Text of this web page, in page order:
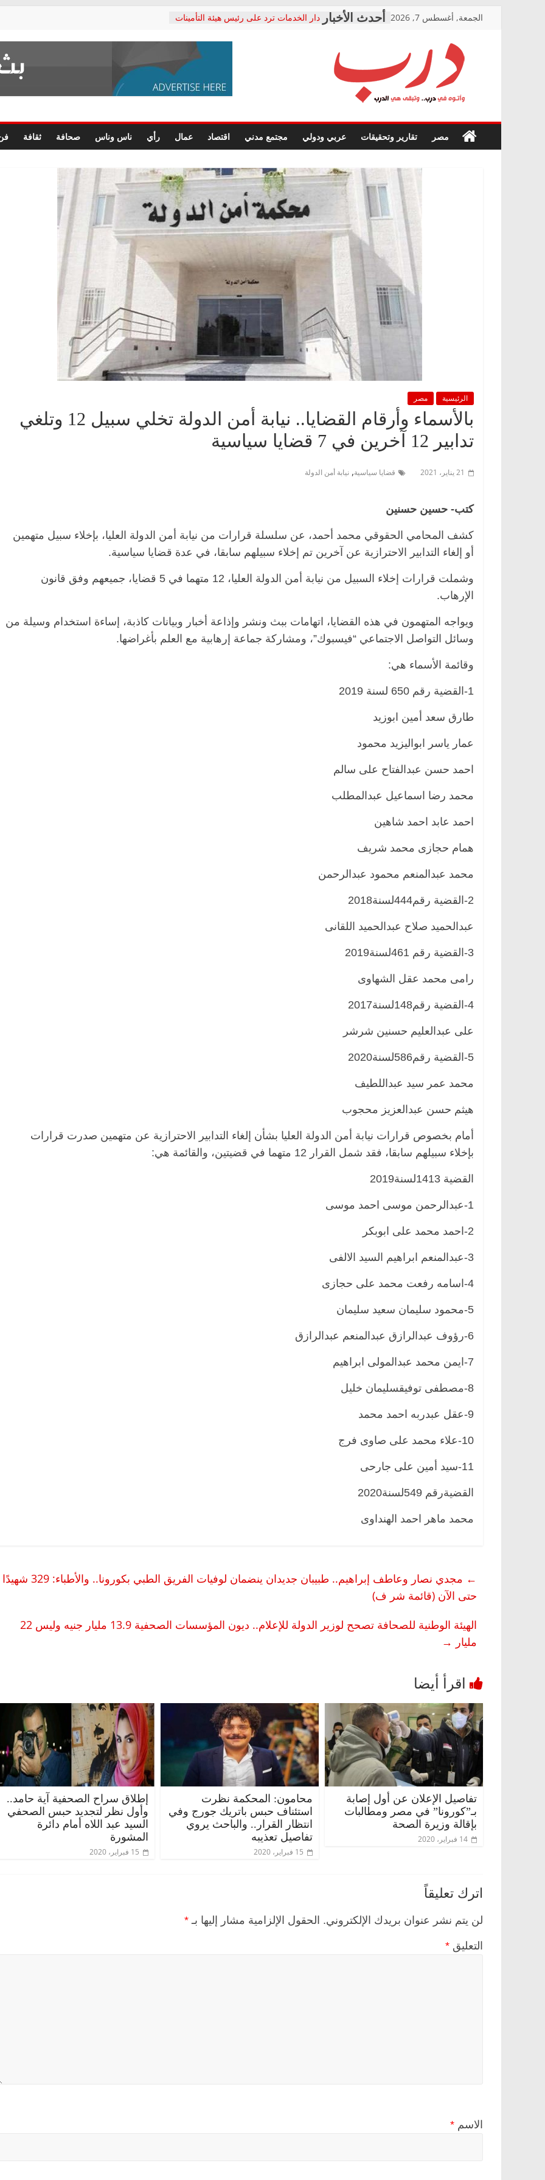
الجمعة, أغسطس 7, 2026
دار الخدمات ترد على رئيس هيئة التأمينات
معاناة أصحاب المعاشات.. ونطالب بكشف
فرحات سليمان يكتب: القطاع الصحي إلى
حزب التحالف الشعبي يطلق لجنة “الحق
صور .. اعتماد الرسومات النهائية للقرار
الوزاري لمدينة الصحفيين.. وانتهاء أعمال
إنشاء المبنى الإداري
متابعة قضية الدكتور محمد زهران.. ويؤكد:
قرينة البراءة وضمانات المحاكمة العادلة
حق أصيل
درب
في
درب..
مصر تقارير وتحقيقات عربي ودولي مجتمع مدني اقتصاد عمال رأي ناس وناس صحافة ثقافة
الرئيسية مصر
بالأسماء وأرقام القضايا.. نيابة أمن الدولة تخلي سبيل 12 وتلغي
تدابير 12 آخرين في 7 قضايا سياسية
21 يناير، 2021 قضايا سياسية, نيابة أمن الدولة
كتب- حسين حسنين
كشف المحامي الحقوقي محمد أحمد، عن سلسلة قرارات من نيابة أمن الدولة العليا، بإخلاء سبيل متهمين
أو إلغاء التدابير الاحترازية عن آخرين تم إخلاء سبيلهم سابقا، في عدة قضايا سياسية.
وشملت قرارات إخلاء السبيل من نيابة أمن الدولة العليا، 12 متهما في 5 قضايا، جميعهم وفق قانون
الإرهاب.
ويواجه المتهمون في هذه القضايا، اتهامات ببث ونشر وإذاعة أخبار وبيانات كاذبة، إساءة استخدام وسيلة من
وسائل التواصل الاجتماعي “فيسبوك”، ومشاركة جماعة إرهابية مع العلم بأغراضها.
وقائمة الأسماء هي:
1-القضية رقم 650 لسنة 2019
طارق سعد أمين ابوزيد
عمار ياسر ابواليزيد محمود
احمد حسن عبدالفتاح على سالم
محمد رضا اسماعيل عبدالمطلب
احمد عابد احمد شاهين
همام حجازى محمد شريف
محمد عبدالمنعم محمود عبدالرحمن
2-القضية رقم444لسنة2018
عبدالحميد صلاح عبدالحميد اللقانى
3-القضية رقم 461لسنة2019
رامى محمد عقل الشهاوى
4-القضية رقم148لسنة2017
على عبدالعليم حسنين شرشر
5-القضية رقم586لسنة2020
محمد عمر سيد عبداللطيف
هيثم حسن عبدالعزيز محجوب
أمام بخصوص قرارات نيابة أمن الدولة العليا بشأن إلغاء التدابير الاحترازية عن متهمين صدرت قرارات
بإخلاء سبيلهم سابقا، فقد شمل القرار 12 متهما في قضيتين، والقائمة هي:
القضية 1413لسنة2019
1-عبدالرحمن موسى احمد موسى
2-احمد محمد على ابوبكر
3-عبدالمنعم ابراهيم السيد الالفى
4-اسامه رفعت محمد على حجازى
5-محمود سليمان سعيد سليمان
6-رؤوف عبدالرازق عبدالمنعم عبدالرازق
7-ايمن محمد عبدالمولى ابراهيم
8-مصطفى توفيقسليمان خليل
9-عقل عبدربه احمد محمد
10-علاء محمد على صاوى فرج
11-سيد أمين على جارحى
القضيةرقم 549لسنة2020
محمد ماهر احمد الهنداوى
←
مجدي نصار وعاطف إبراهيم.. طبيبان جديدان ينضمان لوفيات الفريق الطبي بكورونا.. والأطباء: 329 شهيدًا
حتى الآن (قائمة شر ف)
الهيئة الوطنية للصحافة تصحح لوزير الدولة للإعلام.. ديون المؤسسات الصحفية 13.9 مليار جنيه وليس 22
مليار →
تفاصيل الإعلان عن أول إصابة
بـ”كورونا” في مصر ومطالبات
بإقالة وزيرة الصحة
14 فبراير، 2020
محامون: المحكمة نظرت
استئناف حبس باتريك جورج وفي
انتظار القرار.. والباحث يروي
تفاصيل تعذيبه
15 فبراير، 2020
إطلاق سراح الصحفية آية حامد..
وأول نظر لتجديد حبس الصحفي
السيد عبد اللاه أمام دائرة
المشورة
15 فبراير، 2020
اترك تعليقاً
لن يتم نشر عنوان بريدك الإلكتروني. الحقول الإلزامية مشار إليها بـ *
التعليق *
الاسم *
الرئيسية
في ذكرى رحيله.. د. نور فرحات فقيه
قانوني دافع عن قضايا الوطن وانحاز
26 يناير، 2026
ناس وناس
فاروق.. خبير اقتصادي
بذكرى ميلاده وحيداً على أبواب